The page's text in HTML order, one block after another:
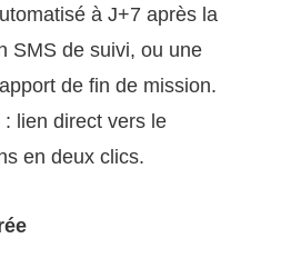
à J+7 après la
SMS de suivi, ou une
de fin de mission.
lien direct vers le
en deux clics.